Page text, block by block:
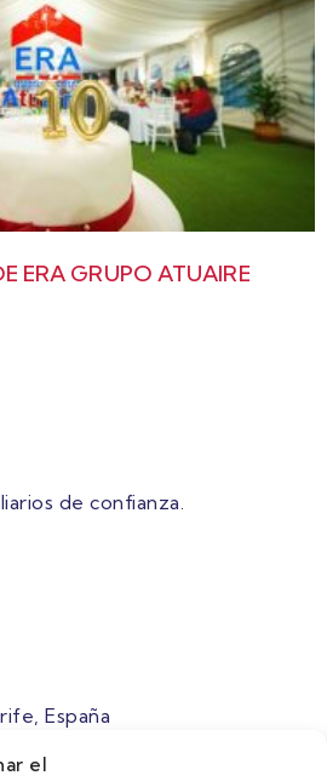
el
ERA GRUPO ATUAIRE
de confianza.
España